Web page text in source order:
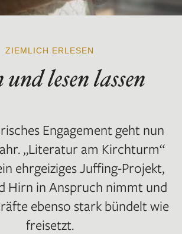
ZIEMLICH ERLESEN
und lesen lassen
Engagement geht nun
„Literatur am Kirchturm“
ehrgeiziges Juffing-Projekt,
Hirn in Anspruch nimmt und
ebenso stark bündelt wie
freisetzt.